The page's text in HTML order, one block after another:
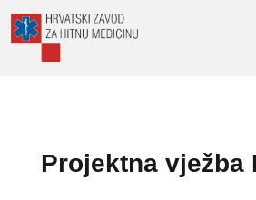
Projektna vježba